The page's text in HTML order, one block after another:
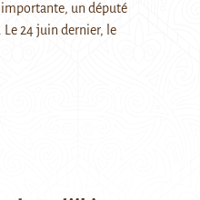
importante, un député
Le 24 juin dernier, le